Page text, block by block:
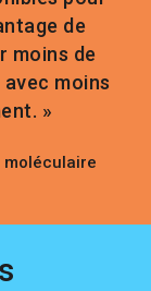
de
moins de
moins
»
moléculaire